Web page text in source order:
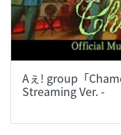
Aぇ! group「
Streaming Ver. -